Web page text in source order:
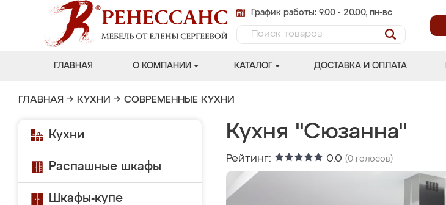
График работы: 9.00 - 20.00, пн-вс
ГЛАВНАЯ О КОМПАНИИ КАТАЛОГ ДОСТАВКА И ОПЛАТА
ГЛАВНАЯ → КУХНИ → СОВРЕМЕННЫЕ КУХНИ
Кухни
Распашные шкафы
Шкафы-купе
Кухня "Сюзанна"
Рейтинг: 0.0 (0 голосов)